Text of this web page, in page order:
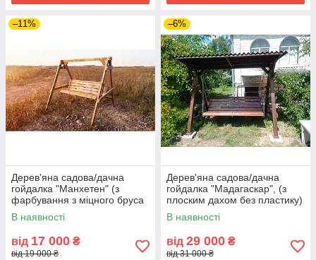
–11%
Дерев'яна садова/дачна
гойдалка "Манхетен" (з
фарбування з міцного бруса
100 на 100 мм)
В наявності
від 17 000 ₴
від 19 000 ₴
–6%
Дерев'яна садова/дачна
гойдалка "Мадагаскар", (з
плоским дахом без пластику)
В наявності
від 29 000 ₴
від 31 000 ₴